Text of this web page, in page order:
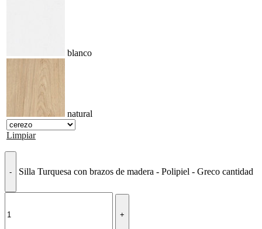
blanco
natural
Limpiar
Silla Turquesa con brazos de madera - Polipiel - Greco cantidad